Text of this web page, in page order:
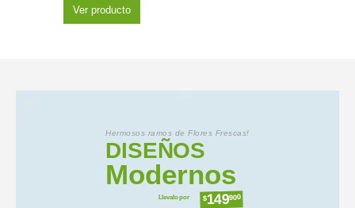
Ver producto
Hermosos ramos de Flores Frescas!
DISEÑOS
Modernos
Llevalo por $149900